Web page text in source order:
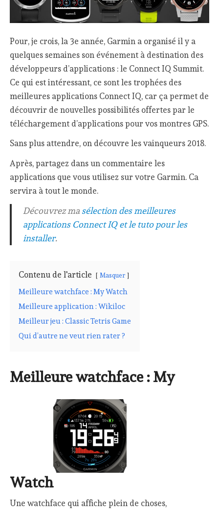
Pour, je crois, la 3e année, Garmin a organisé il y a
quelques semaines son événement à destination des
développeurs d’applications : le Connect IQ Summit.
Ce qui est intéressant, ce sont les trophées des
meilleures applications Connect IQ, car ça permet de
découvrir de nouvelles possibilités offertes par le
téléchargement d’applications pour vos montres GPS.
Sans plus attendre, on découvre les vainqueurs 2018.
Après, partagez dans un commentaire les
applications que vous utilisez sur votre Garmin. Ca
servira à tout le monde.
Découvrez ma sélection des meilleures
applications Connect IQ et le tuto pour les
installer.
Contenu de l'article Masquer
Meilleure watchface : My Watch
Meilleure application : Wikiloc
Meilleur jeu : Classic Tetris Game
Qui d’autre ne veut rien rater ?
Meilleure watchface : My
Watch
Une watchface qui affiche plein de choses,